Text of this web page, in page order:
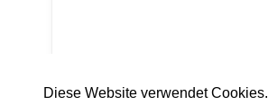
Diese Website verwendet Cookies.